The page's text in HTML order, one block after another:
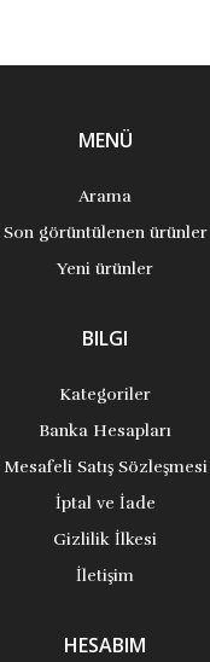
MENÜ
Arama
Son görüntülenen ürünler
Yeni ürünler
BILGI
Kategoriler
Banka Hesapları
Mesafeli Satış Sözleşmesi
İptal ve İade
Gizlilik İlkesi
İletişim
HESABIM